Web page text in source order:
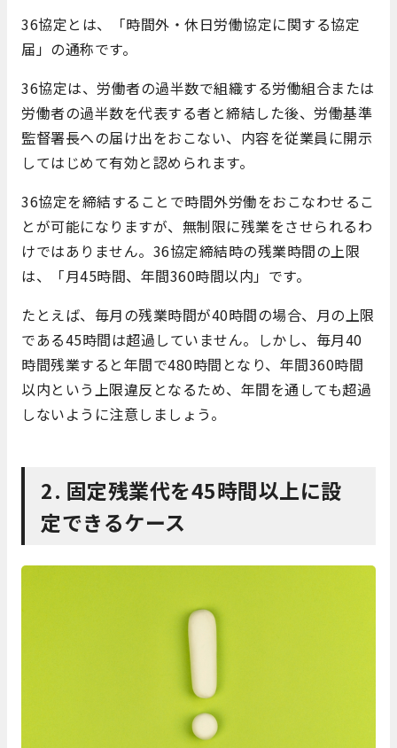
36協定とは、「時間外・休日労働協定に関する協定
届」の通称です。
36協定は、労働者の過半数で組織する労働組合または
労働者の過半数を代表する者と締結した後、労働基準
監督署長への届け出をおこない、内容を従業員に開示
してはじめて有効と認められます。
36協定を締結することで時間外労働をおこなわせるこ
とが可能になりますが、無制限に残業をさせられるわ
けではありません。36協定締結時の残業時間の上限
は、「月45時間、年間360時間以内」です。
たとえば、毎月の残業時間が40時間の場合、月の上限
である45時間は超過していません。しかし、毎月40
時間残業すると年間で480時間となり、年間360時間
以内という上限違反となるため、年間を通しても超過
しないように注意しましょう。
2. 固定残業代を45時間以上に設
定できるケース